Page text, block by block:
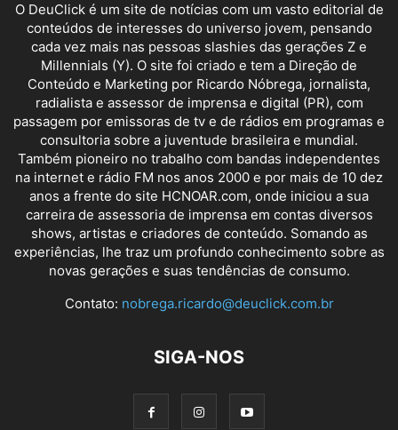
O DeuClick é um site de notícias com um vasto editorial de
conteúdos de interesses do universo jovem, pensando
cada vez mais nas pessoas slashies das gerações Z e
Millennials (Y). O site foi criado e tem a Direção de
Conteúdo e Marketing por Ricardo Nóbrega, jornalista,
radialista e assessor de imprensa e digital (PR), com
passagem por emissoras de tv e de rádios em programas e
consultoria sobre a juventude brasileira e mundial.
Também pioneiro no trabalho com bandas independentes
na internet e rádio FM nos anos 2000 e por mais de 10 dez
anos a frente do site HCNOAR.com, onde iniciou a sua
carreira de assessoria de imprensa em contas diversos
shows, artistas e criadores de conteúdo. Somando as
experiências, lhe traz um profundo conhecimento sobre as
novas gerações e suas tendências de consumo.
Contato: nobrega.ricardo@deuclick.com.br
SIGA-NOS